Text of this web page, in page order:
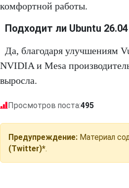
комфортной работы.
Подходит ли Ubuntu
Да, благодаря улучшениям
NVIDIA и Mesa
выросла.
Просмотров поста:495
Предупреждение: Материал
(Twitter)*.